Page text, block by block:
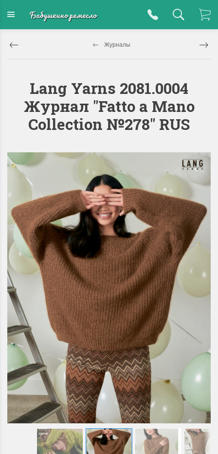
Бабушкино ремесло
Журналы
Lang Yarns 2081.0004
Журнал "Fatto a Mano
Collection №278" RUS